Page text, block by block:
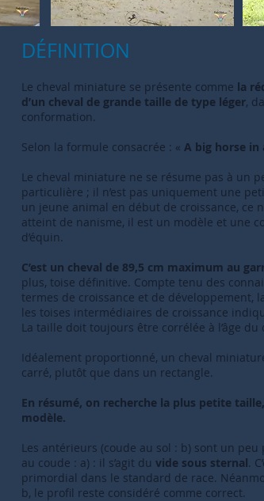
DÉFINITION
Le cheval miniature se présente comme la
d’un cheval de grande taille de type léger,
conformation.
Selon la formule consacrée : « A big horse in
Le cheval miniature ne se résume pas à un
particulière ; il n’est pas uniquement une
un jeune animal en début de croissance, ce
atteint de nanisme, il est un modèle et une
d’équin.
C’est un cheval de 89,5 cm maximum au
plus, toise définitive. Compte tenu des
termes de croissance et de développement,
les toises intermédiaires de croissance
La taille doit toujours être corrélée à l’âge du
Idéalement proportionné, un cheval
carré, plutôt que dans un rectangle.
En résumé, on recherche la plus petite
modèle.
Les antérieurs (coude au sol : b) sont un
au coude : a) : il s’agit du vide sous sternal.
primordial dans le standard de race.
b, le profil reste considéré comme correct.